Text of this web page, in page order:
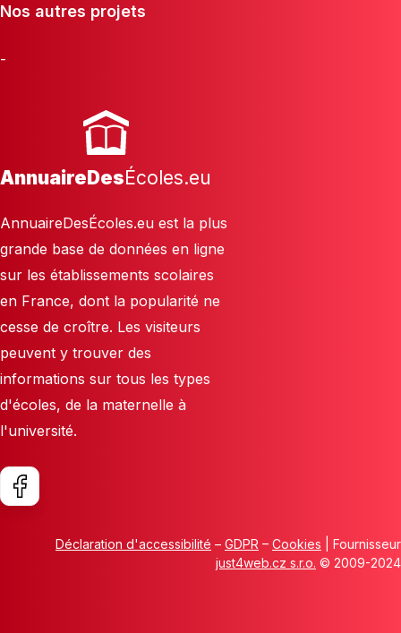
Nos autres projets
-
AnnuaireDesÉcoles.eu
AnnuaireDesÉcoles.eu est la plus
grande base de données en ligne
sur les établissements scolaires
en France, dont la popularité ne
cesse de croître. Les visiteurs
peuvent y trouver des
informations sur tous les types
d'écoles, de la maternelle à
l'université.
Déclaration d'accessibilité – GDPR – Cookies | Fournisseur
just4web.cz s.r.o. © 2009-2024